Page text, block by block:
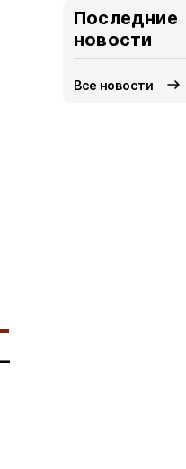
Последние
новости
Все новости